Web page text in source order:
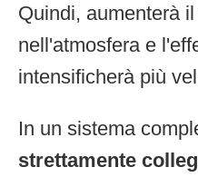
Quindi, aumenterà
nell'atmosfera e
intensificherà più
In un sistema
strettamente